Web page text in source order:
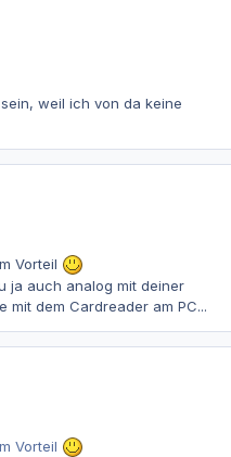
weil ich von da keine
Vorteil
ja auch analog mit deiner
mit dem Cardreader am PC...
Vorteil